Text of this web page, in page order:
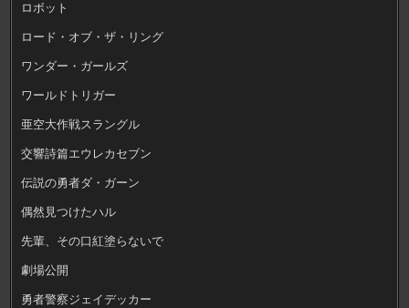
ロボット
ロード・オブ・ザ・リング
ワンダー・ガールズ
ワールドトリガー
亜空大作戦スラングル
交響詩篇エウレカセブン
伝説の勇者ダ・ガーン
偶然見つけたハル
先輩、その口紅塗らないで
劇場公開
勇者警察ジェイデッカー